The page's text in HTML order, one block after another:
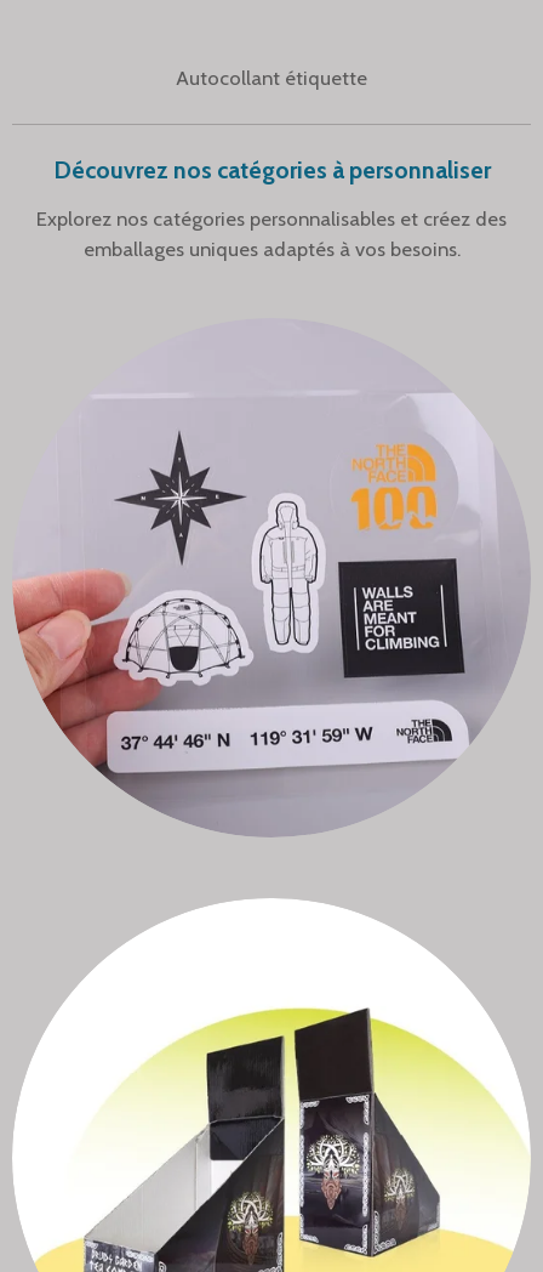
Autocollant étiquette
Découvrez nos catégories à personnaliser
Explorez nos catégories personnalisables et créez des
emballages uniques adaptés à vos besoins.